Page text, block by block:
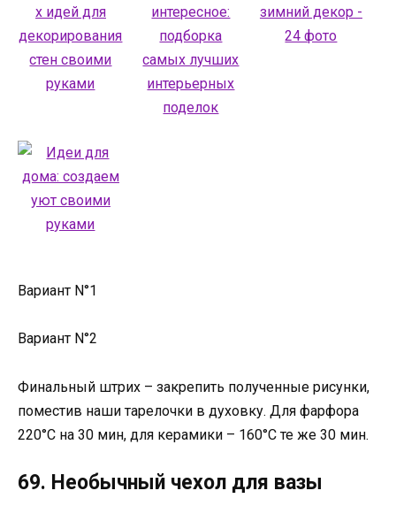
Вариант N°1
Вариант N°2
Финальный штрих – закрепить полученные рисунки,
поместив наши тарелочки в духовку. Для фарфора
220°С на 30 мин, для керамики – 160°С те же 30 мин.
69. Необычный чехол для вазы